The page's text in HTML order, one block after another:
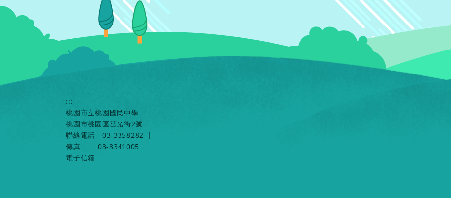
:::
桃園市立桃園國民中學
桃園市桃園區莒光街2號
聯絡電話
03-3358282
|
傳真
03-3341005
電子信箱